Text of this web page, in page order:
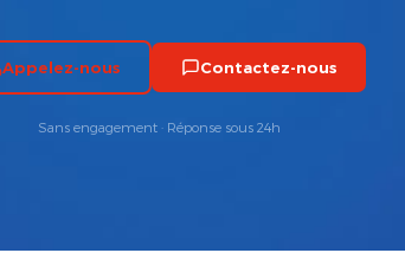
Appelez-nous Contactez-nous
Sans engagement · Réponse sous 24h